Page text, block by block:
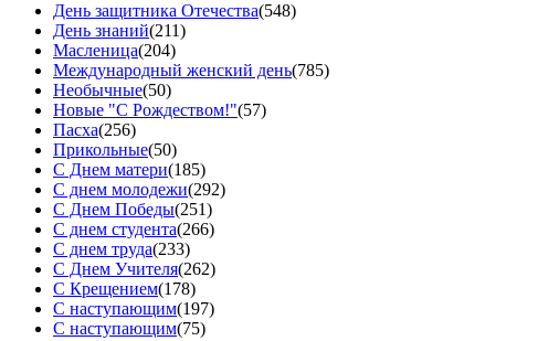
День защитника Отечества(548)
День знаний(211)
Масленица(204)
Международный женский день(785)
Необычные(50)
Новые "С Рождеством!"(57)
Пасха(256)
Прикольные(50)
С Днем матери(185)
С днем молодежи(292)
С Днем Победы(251)
С днем студента(266)
С днем труда(233)
С Днем Учителя(262)
С Крещением(178)
С наступающим(197)
С наступающим(75)